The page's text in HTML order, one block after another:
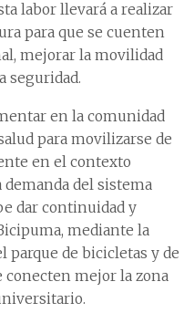
labor llevará a realizar
para que se cuenten
mejorar la movilidad
seguridad.
en la comunidad
para movilizarse de
en el contexto
del sistema
dar continuidad y
mediante la
de bicicletas y de
conecten mejor la zona